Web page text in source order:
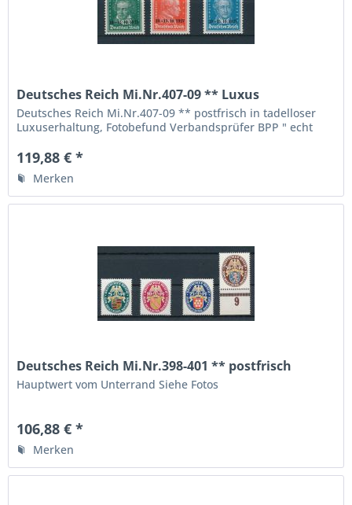
Deutsches Reich Mi.Nr.407-09 ** Luxus
Fotobefund BPP
Deutsches Reich Mi.Nr.407-09 ** postfrisch in tadelloser
Luxuserhaltung, Fotobefund Verbandsprüfer BPP " echt
119,88 € *
Merken
Deutsches Reich Mi.Nr.398-401 ** postfrisch
Hauptwert vom Unterrand Siehe Fotos
106,88 € *
Merken